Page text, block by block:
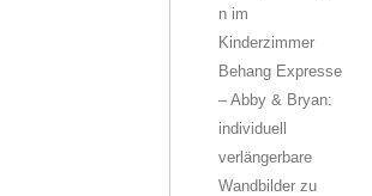
n im
Kinderzimmer
Behang Expresse
– Abby & Bryan:
individuell
verlängerbare
Wandbilder zu